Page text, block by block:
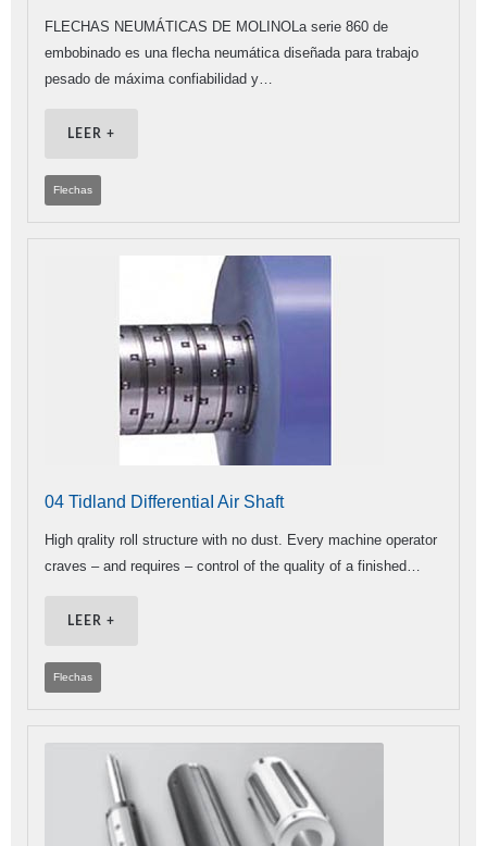
FLECHAS NEUMÁTICAS DE MOLINOLa serie 860 de
embobinado es una flecha neumática diseñada para trabajo
pesado de máxima confiabilidad y…
LEER +
Flechas
04 Tidland DifferentiaI Air Shaft
High qrality roll structure with no dust. Every machine operator
craves – and requires – control of the quality of a finished…
LEER +
Flechas